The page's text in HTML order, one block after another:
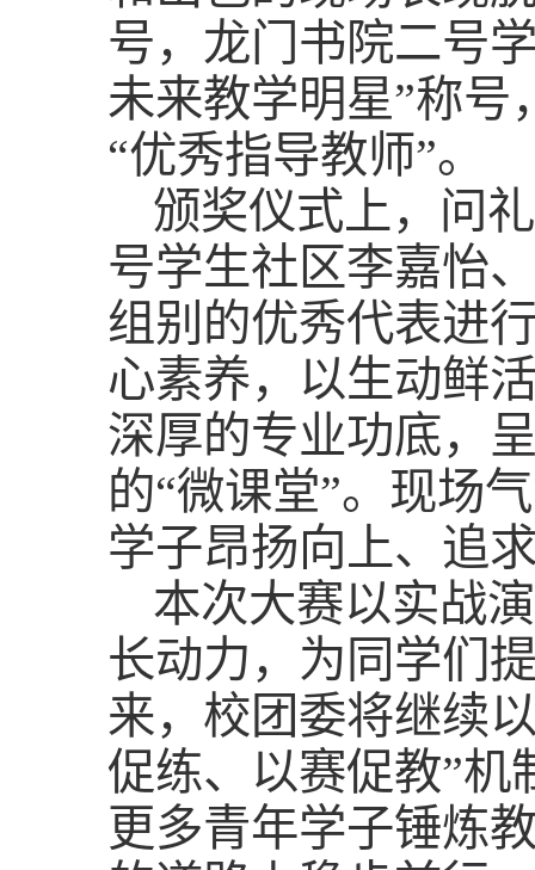
号，龙门书院二号
未来教学明星”称号
“优秀指导教师”。
颁奖仪式上，问
号学生社区李嘉怡
组别的优秀代表进
心素养，以生动鲜
深厚的专业功底，
的“微课堂”。现场
学子昂扬向上、追
本次大赛以实战
长动力，为同学们
来，校团委将继续
促练、以赛促教”机
更多青年学子锤炼